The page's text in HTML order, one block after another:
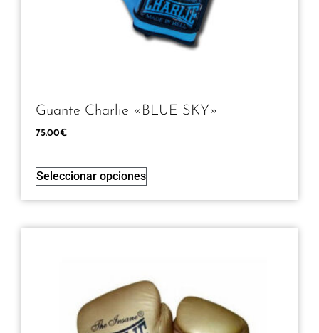
Guante Charlie «BLUE SKY»
75.00€
Seleccionar opciones